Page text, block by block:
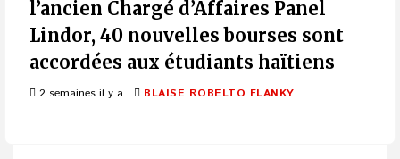
l’ancien Chargé d’Affaires Panel
Lindor, 40 nouvelles bourses sont
accordées aux étudiants haïtiens
2 semaines il y a BLAISE ROBELTO FLANKY